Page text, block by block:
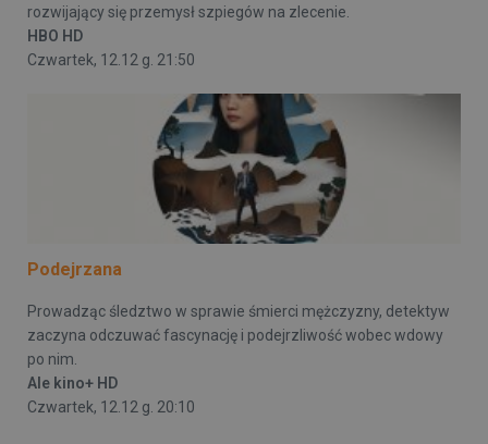
rozwijający się przemysł szpiegów na zlecenie.
HBO HD
Czwartek, 12.12 g. 21:50
Podejrzana
Prowadząc śledztwo w sprawie śmierci mężczyzny, detektyw
zaczyna odczuwać fascynację i podejrzliwość wobec wdowy
po nim.
Ale kino+ HD
Czwartek, 12.12 g. 20:10